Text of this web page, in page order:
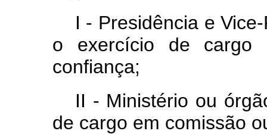
I - Presidência e
o exercício de cargo
confiança;
II - Ministério ou
de cargo em comissão